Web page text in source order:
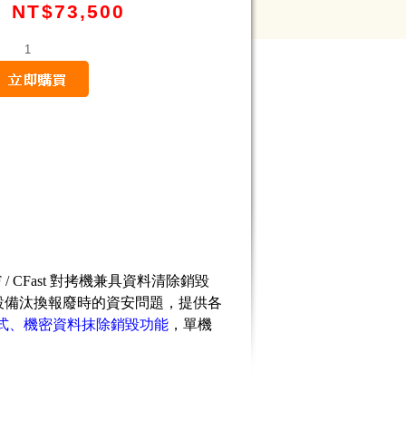
NT$73,500
CFast 對拷機兼具資料清除銷毀
汰換報廢時的資安問題，提供各
、機密資料抹除銷毀功能 ，單機